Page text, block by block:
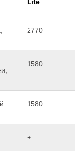
Lite
2770
1580
1580
+